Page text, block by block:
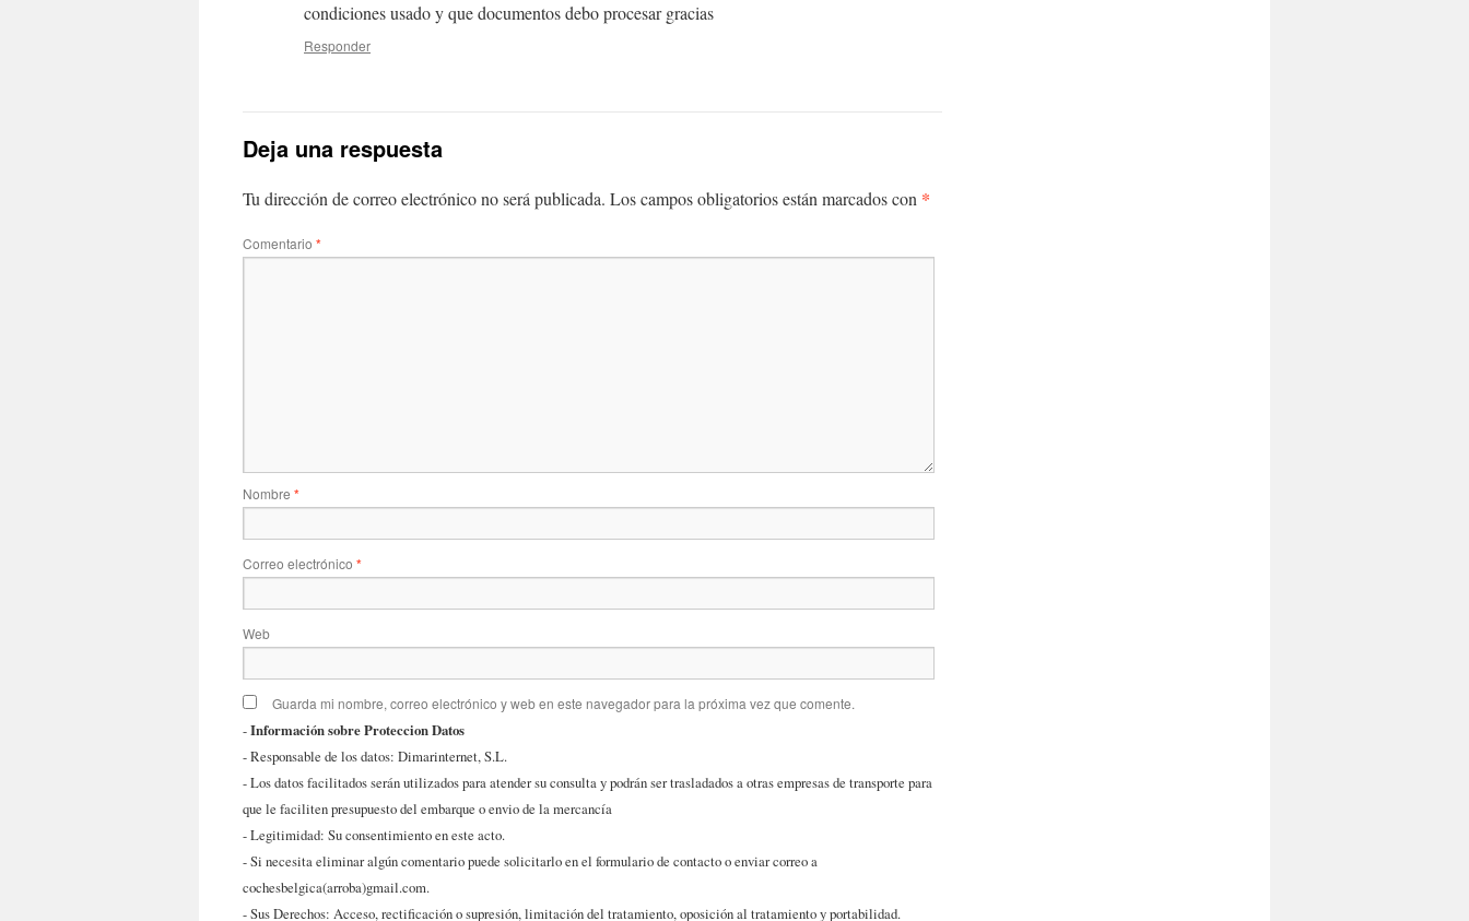
condiciones usado y que documentos debo procesar gracias
Responder
Deja una respuesta
Tu dirección de correo electrónico no será publicada. Los campos obligatorios están marcados con *
Comentario *
Nombre *
Correo electrónico *
Web
Guarda mi nombre, correo electrónico y web en este navegador para la próxima vez que comente.
-Información sobre Proteccion Datos
- Responsable de los datos: Dimarinternet, S.L.
- Los datos facilitados serán utilizados para atender su consulta y podrán ser trasladados a otras empresas de transporte para
que le faciliten presupuesto del embarque o envio de la mercancía
- Legitimidad: Su consentimiento en este acto.
- Si necesita eliminar algún comentario puede solicitarlo en el formulario de contacto o enviar correo a
cochesbelgica(arroba)gmail.com.
- Sus Derechos: Acceso, rectificación o supresión, limitación del tratamiento, oposición al tratamiento y portabilidad.